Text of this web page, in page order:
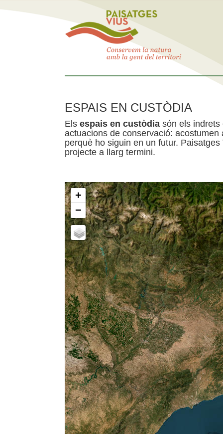
ESPAIS EN CUSTÒDIA
Els espais en custòdia són els indrets
actuacions de conservació:
perquè ho siguin en un futur.
projecte a llarg termini.
+
−